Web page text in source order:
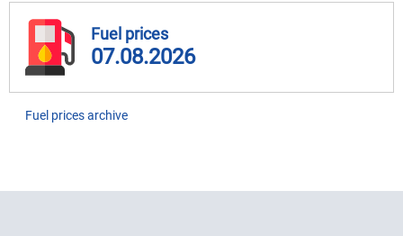
Fuel prices
07.08.2026
Fuel prices archive